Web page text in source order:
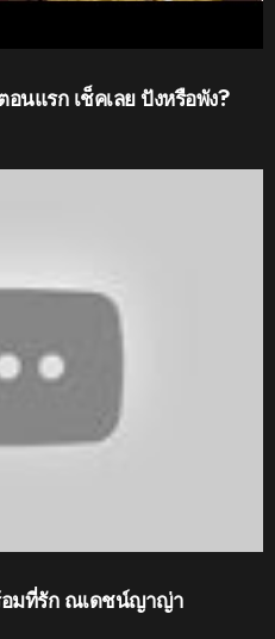
นแรก เช็คเลย ปังหรือพัง?
อมที่รัก ณเดชน์ญาญ่า